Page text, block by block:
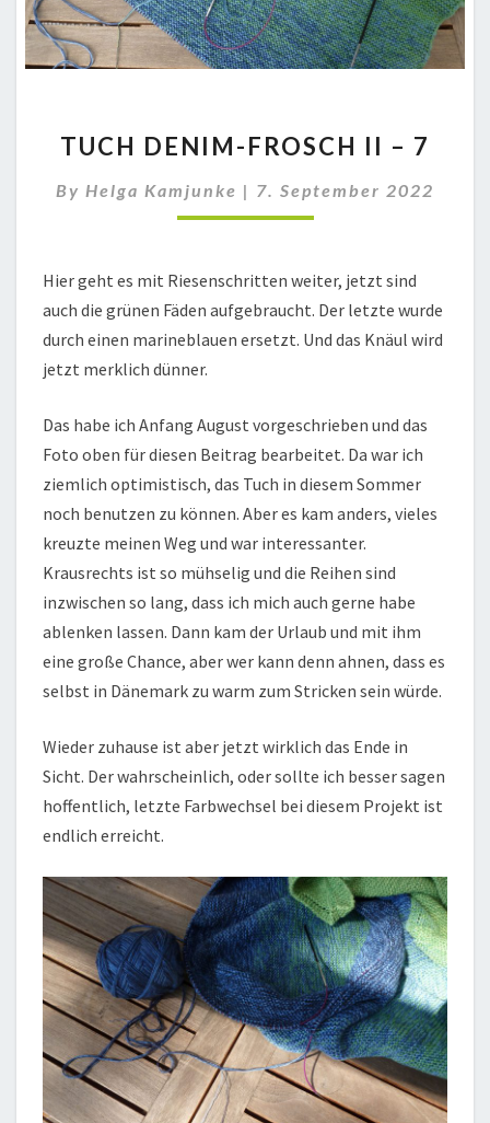
DENIM-
II
–
TUCH DENIM-FROSCH II – 7
By Helga Kamjunke | 7. September 2022
Hier geht es mit Riesenschritten weiter, jetzt sind
auch die grünen Fäden aufgebraucht. Der letzte wurde
durch einen marineblauen ersetzt. Und das Knäul wird
jetzt merklich dünner.
Das habe ich Anfang August vorgeschrieben und das
Foto oben für diesen Beitrag bearbeitet. Da war ich
ziemlich optimistisch, das Tuch in diesem Sommer
noch benutzen zu können. Aber es kam anders, vieles
kreuzte meinen Weg und war interessanter.
Krausrechts ist so mühselig und die Reihen sind
inzwischen so lang, dass ich mich auch gerne habe
ablenken lassen. Dann kam der Urlaub und mit ihm
eine große Chance, aber wer kann denn ahnen, dass es
selbst in Dänemark zu warm zum Stricken sein würde.
Wieder zuhause ist aber jetzt wirklich das Ende in
Sicht. Der wahrscheinlich, oder sollte ich besser sagen
hoffentlich, letzte Farbwechsel bei diesem Projekt ist
endlich erreicht.